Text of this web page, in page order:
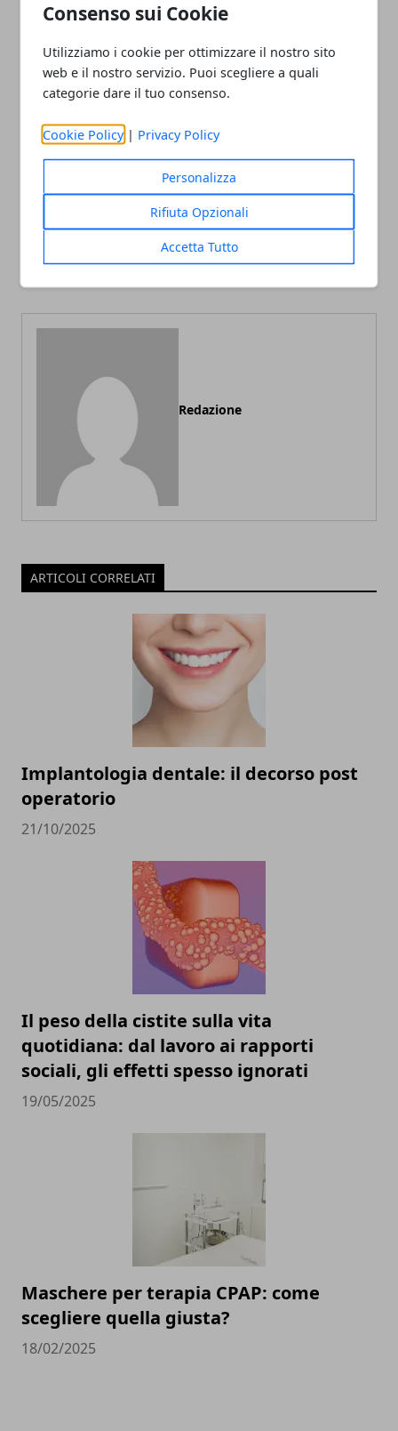
Consenso sui Cookie
Utilizziamo i cookie per ottimizzare il nostro sito
web e il nostro servizio. Puoi scegliere a quali
categorie dare il tuo consenso.
Cookie Policy | Privacy Policy
Personalizza
Rifiuta Opzionali
Accetta Tutto
Combattimento animale:
gli scienziati ne studiano la
portata
Pronto un vaccino anti-
Redazione
ARTICOLI CORRELATI
Implantologia dentale: il decorso post
operatorio
21/10/2025
Il peso della cistite sulla vita
quotidiana: dal lavoro ai rapporti
sociali, gli effetti spesso ignorati
19/05/2025
Maschere per terapia CPAP: come
scegliere quella giusta?
18/02/2025